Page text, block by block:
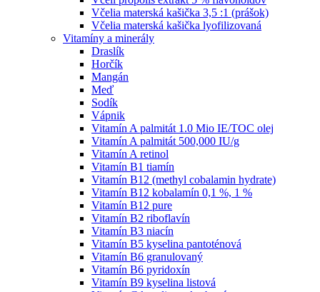
Včelia materská kašička 3,5 :1 (prášok)
Včelia materská kašička lyofilizovaná
Vitamíny a minerály
Draslík
Horčík
Mangán
Meď
Sodík
Vápnik
Vitamín A palmitát 1.0 Mio IE/TOC olej
Vitamín A palmitát 500,000 IU/g
Vitamín A retinol
Vitamín B1 tiamín
Vitamín B12 (methyl cobalamin hydrate)
Vitamín B12 kobalamín 0,1 %, 1 %
Vitamín B12 pure
Vitamín B2 riboflavín
Vitamín B3 niacín
Vitamín B5 kyselina pantoténová
Vitamín B6 granulovaný
Vitamín B6 pyridoxín
Vitamín B9 kyselina listová